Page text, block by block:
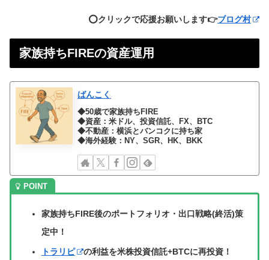
⭕️クリックで応援お願いします👉ブログ村
家族持ちFIREの資産運用
ばんこく
◆50歳で家族持ちFIRE
◆資産：米ドル、投資信託、FX、BTC
◆不動産：横浜とバンコクに持ち家
◆海外経験：NY、SGR、HK、BKK
家族持ちFIRE後のポートフォリオ・出口戦略(終活)策
定中！
トラリピ の利益を米株投資信託+BTCに再投資！